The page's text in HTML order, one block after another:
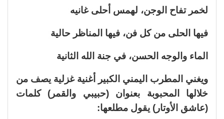
لخمر تفاح الوجن، لهمس أحلى غانيه
فيها الحلى من كل فن، فيها المناظر حالية
الماء والوجه الحسن، في جنة الله الثانية
ويغني المطرب اليمني الكبير أغنية غزلية يصف من
خلالها المحبوبة بعنوان (حبيبي والقمر) كلمات
(عاشق الأوتار) يقول مطلعها: